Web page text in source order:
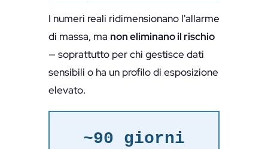
I numeri reali ridimensionano l'allarme
di massa, ma non eliminano il rischio
— soprattutto per chi gestisce dati
sensibili o ha un profilo di esposizione
elevato.
~90 giorni